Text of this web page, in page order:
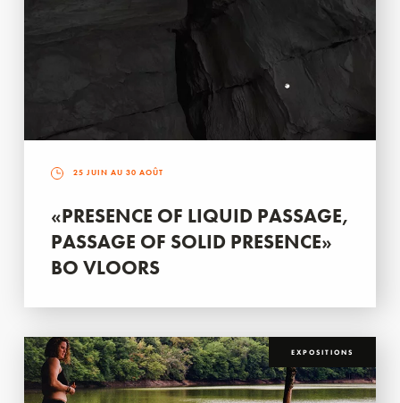
25 JUIN AU 30 AOÛT
«PRESENCE OF LIQUID PASSAGE,
PASSAGE OF SOLID PRESENCE»
BO VLOORS
EXPOSITIONS